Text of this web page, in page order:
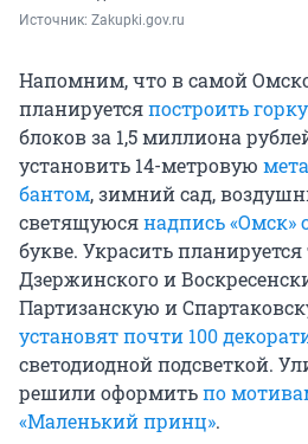
Источник: Zakupki.gov.ru
Напомним, что в самой
планируетсяпостроить горку
блоков за 1,5 миллиона
установить 14-метровую
бантом, зимний сад,
светящуюсянадпись «Омск»
букве. Украсить
Дзержинского и
Партизанскую и
установят почти 100
светодиодной подсветкой.
решили оформитьпо
«Маленький принц».